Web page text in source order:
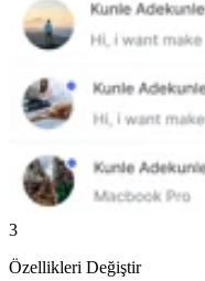
3
Özellikleri Değiştir